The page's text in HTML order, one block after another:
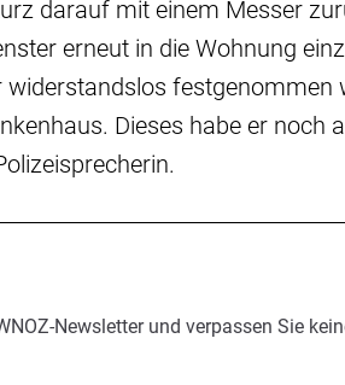
darauf mit einem Messer
erneut in die Wohnung
widerstandslos festgenommen
Dieses habe er noch
Newsletter und verpassen Sie